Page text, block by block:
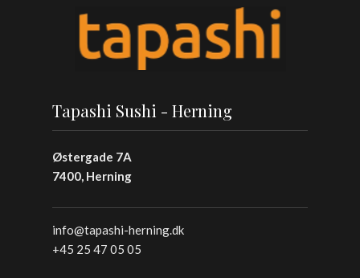
Tapashi Sushi - Herning
Østergade 7A
7400, Herning
info@tapashi-herning.dk
+45 25 47 05 05